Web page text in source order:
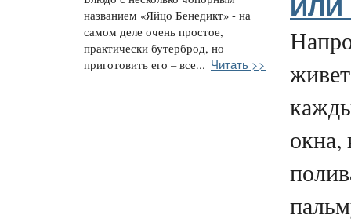
названием «Яйцо Бенедикт» - на
самом деле очень простое,
практически бутерброд, но
приготовить его – все... Читать >>
окна,